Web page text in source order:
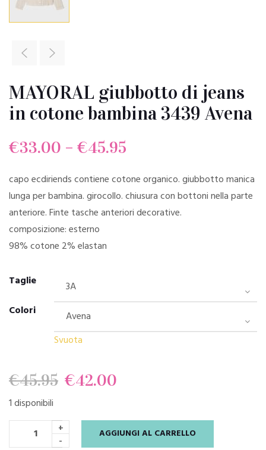
MAYORAL giubbotto di jeans
in cotone bambina 3439 Avena
€33.00 – €45.95
capo ecdiriends contiene cotone organico. giubbotto manica
lunga per bambina. girocollo. chiusura con bottoni nella parte
anteriore. Finte tasche anteriori decorative.
composizione: esterno
98% cotone 2% elastan
Taglie
Colori
Svuota
€45.95 Il
originale
€42.00
attuale
1 disponibili
+
-
AGGIUNGI AL CARRELLO